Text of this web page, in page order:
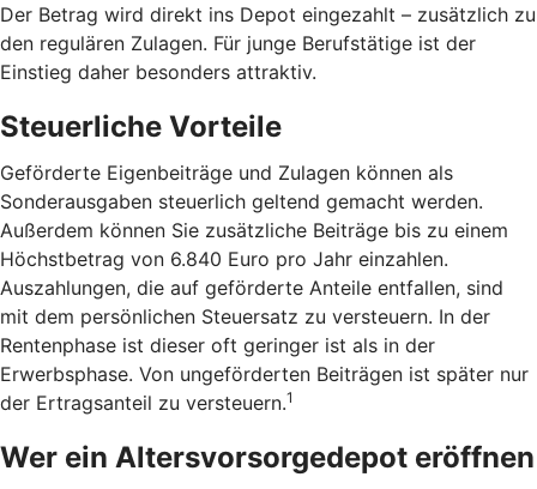
Der Betrag wird direkt ins Depot eingezahlt – zusätzlich zu
den regulären Zulagen. Für junge Berufstätige ist der
Einstieg daher besonders attraktiv.
Steuerliche Vorteile
Geförderte Eigenbeiträge und Zulagen können als
Sonderausgaben steuerlich geltend gemacht werden.
Außerdem können Sie zusätzliche Beiträge bis zu einem
Höchstbetrag von 6.840 Euro pro Jahr einzahlen.
Auszahlungen, die auf geförderte Anteile entfallen, sind
mit dem persönlichen Steuersatz zu versteuern. In der
Rentenphase ist dieser oft geringer ist als in der
Erwerbsphase. Von ungeförderten Beiträgen ist später nur
der Ertragsanteil zu versteuern.1
Wer ein Altersvorsorgedepot eröffnen